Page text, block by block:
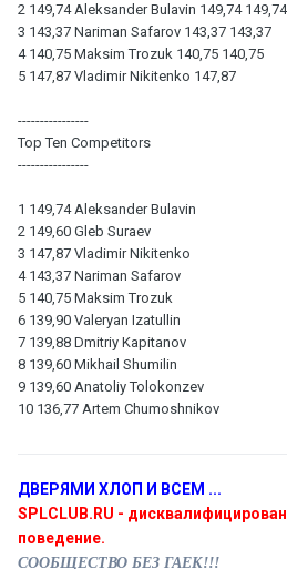
2 149,74 Aleksander Bulavin 149,74
3 143,37 Nariman Safarov 143,37 143,37
4 140,75 Maksim Trozuk 140,75 140,75
5 147,87 Vladimir Nikitenko 147,87
----------------
Top Ten Competitors
----------------
1 149,74 Aleksander Bulavin
2 149,60 Gleb Suraev
3 147,87 Vladimir Nikitenko
4 143,37 Nariman Safarov
5 140,75 Maksim Trozuk
6 139,90 Valeryan Izatullin
7 139,88 Dmitriy Kapitanov
8 139,60 Mikhail Shumilin
9 139,60 Anatoliy Tolokonzev
10 136,77 Artem Chumoshnikov
ДВЕРЯМИ ХЛОП И ВСЕМ ...
SPLCLUB.RU -
поведение.
СООБЩЕСТВО БЕЗ ГАЕК!!!